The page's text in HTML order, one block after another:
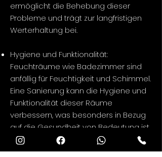
ermöglicht die Behebung dieser
Probleme und trägt zur langfristigen
Werterhaltung bei.
Hygiene und Funktionalität:
Feuchträume wie Badezimmer sind
anfällig für Feuchtigkeit und Schimmel.
Eine Sanierung kann die Hygiene und
Funktionalität dieser Räume
verbessern, was besonders in Bezug
auf die Gesundheit von Bedeutung ist.
Wertsteigerung der Immobilie: Eine